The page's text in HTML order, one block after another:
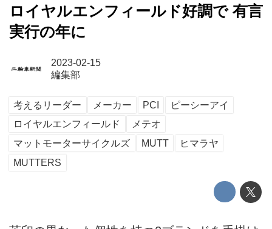
ロイヤルエンフィールド好調で 有言
実行の年に
2023-02-15
編集部
考えるリーダー メーカー PCI
ピーシーアイ
ロイヤルエンフィールド
メテオ
マットモーターサイクルズ
MUTT
ヒマラヤ
MUTTERS